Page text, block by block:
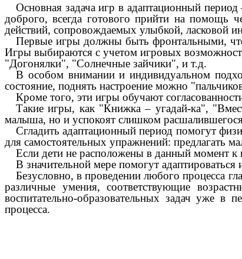
Основная задача игр в адаптационный
доброго, всегда готового прийти на помощь
действий, сопровождаемых улыбкой, ласковой
Первые игры должны быть фронтальными,
Игры выбираются с учетом игровых
"Догонялки", "Солнечные зайчики", и т.д.
В особом внимании и индивидуальном
состояние, поднять настроение можно
Кроме того, эти игры обучают
Такие игры, как "Книжка – угадай-ка",
малыша, но и успокоят слишком
Сгладить адаптационный период помогут
для самостоятельных упражнений: предлагать
Если дети не расположены в данный момент
В значительной мере помогут
Безусловно, в проведении любого процесса
различные умения, соответствующие
воспитательно-образовательных задач уже в
процесса.